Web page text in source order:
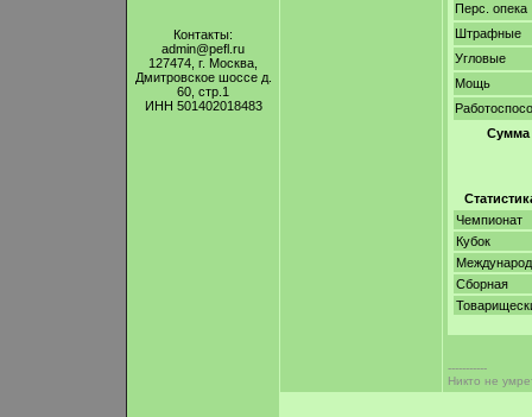
Контакты:
admin@pefl.ru
127474, г. Москва,
Дмитровское шоссе д.
60, стр.1
ИНН 501402018483
Перс. опека
Штрафные
Угловые
Мощь
Сумма
Чемпионат
Кубок
Сборная
-----------
Никто не